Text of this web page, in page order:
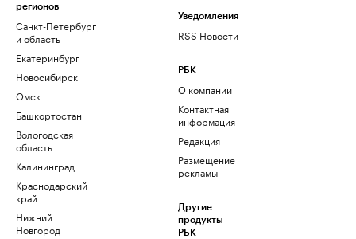
регионов
Санкт-Петербург
и область
Екатеринбург
Новосибирск
Омск
Башкортостан
Вологодская
область
Калининград
Краснодарский
край
Нижний
Новгород
Уведомления
RSS Новости
РБК
О компании
Контактная
информация
Редакция
Размещение
рекламы
Другие
продукты
РБК